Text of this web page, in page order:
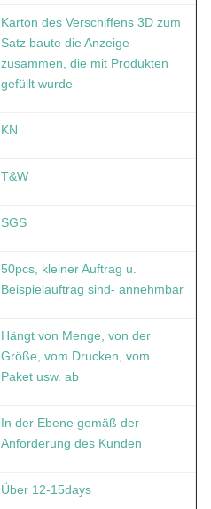
Karton des Verschiffens 3D zum
Satz baute die Anzeige
zusammen, die mit Produkten
gefüllt wurde
KN
T&W
SGS
50pcs, kleiner Auftrag u.
Beispielauftrag sind- annehmbar
Hängt von Menge, von der
Größe, vom Drucken, vom
Paket usw. ab
In der Ebene gemäß der
Anforderung des Kunden
Über 12-15days